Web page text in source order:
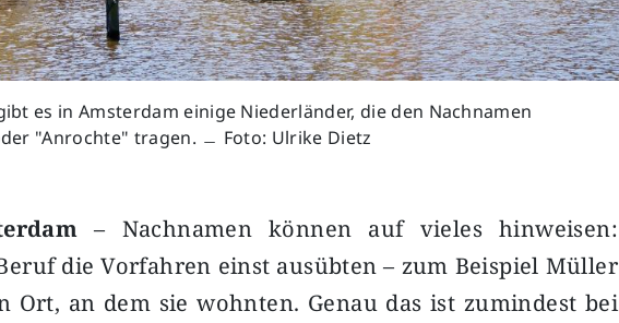
es in Amsterdam einige Niederländer, die den Nachnamen
"Anrochte" tragen. ﹘ Foto: Ulrike Dietz
– Nachnamen können auf vieles hinweisen:
die Vorfahren einst ausübten – zum Beispiel Müller
Ort, an dem sie wohnten. Genau das ist zumindest bei